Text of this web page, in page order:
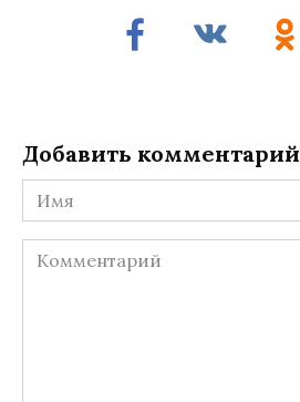
Добавить комментарий
Имя
Комментарий